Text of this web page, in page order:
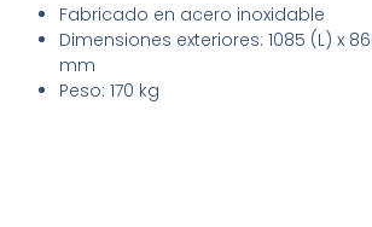
Fabricado en acero inoxidable
Dimensiones exteriores: 1085 (L) x
mm
Peso: 170 kg